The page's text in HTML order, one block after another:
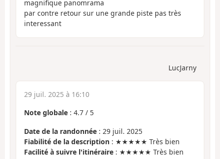
magnifique panomrama
par contre retour sur une grande piste pas très
interessant
LucJarny
29 juil. 2025 à 16:10
Note globale : 4.7 / 5
Date de la randonnée : 29 juil. 2025
Fiabilité de la description : ★★★★★ Très bien
Facilité à suivre l'itinéraire : ★★★★★ Très bien